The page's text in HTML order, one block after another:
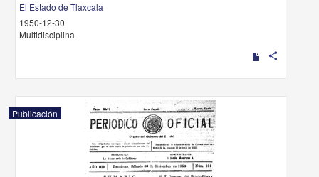
El Estado de Tlaxcala
1950-12-30
Multidisciplina
share
Publicación